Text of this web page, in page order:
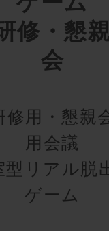
修・懇
会
修用・懇親
用会議
型リアル脱
ゲーム